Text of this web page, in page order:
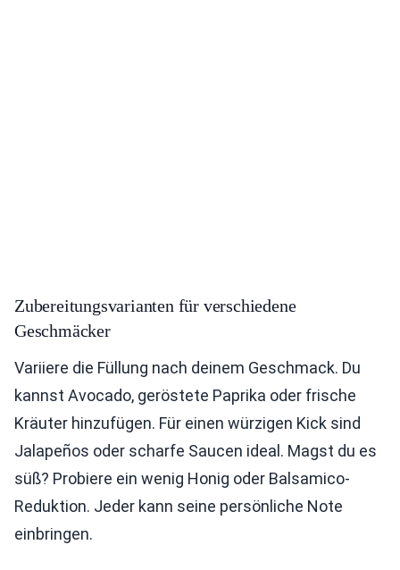
Zubereitungsvarianten für verschiedene
Geschmäcker
Variiere die Füllung nach deinem Geschmack. Du
kannst Avocado, geröstete Paprika oder frische
Kräuter hinzufügen. Für einen würzigen Kick sind
Jalapeños oder scharfe Saucen ideal. Magst du es
süß? Probiere ein wenig Honig oder Balsamico-
Reduktion. Jeder kann seine persönliche Note
einbringen.